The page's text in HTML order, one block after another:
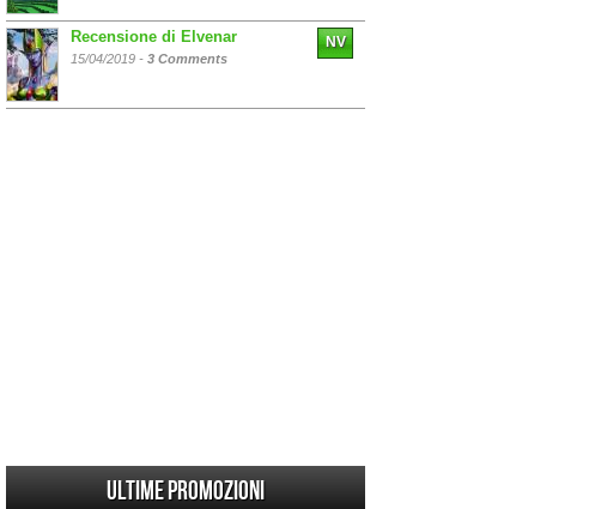
Recensione di Elvenar
15/04/2019 - 3 Comments
NV
Ultime promozioni